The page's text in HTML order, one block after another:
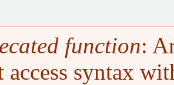
function:
access syntax